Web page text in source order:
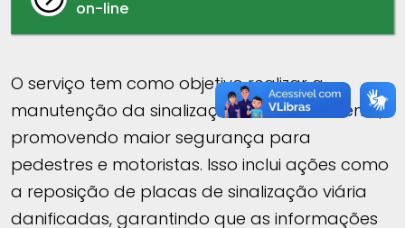
on-line
O serviço tem como objetivo realizar a
manutenção da sinalização vertical existente,
promovendo maior segurança para
pedestres e motoristas. Isso inclui ações como
a reposição de placas de sinalização viária
danificadas, garantindo que as informações